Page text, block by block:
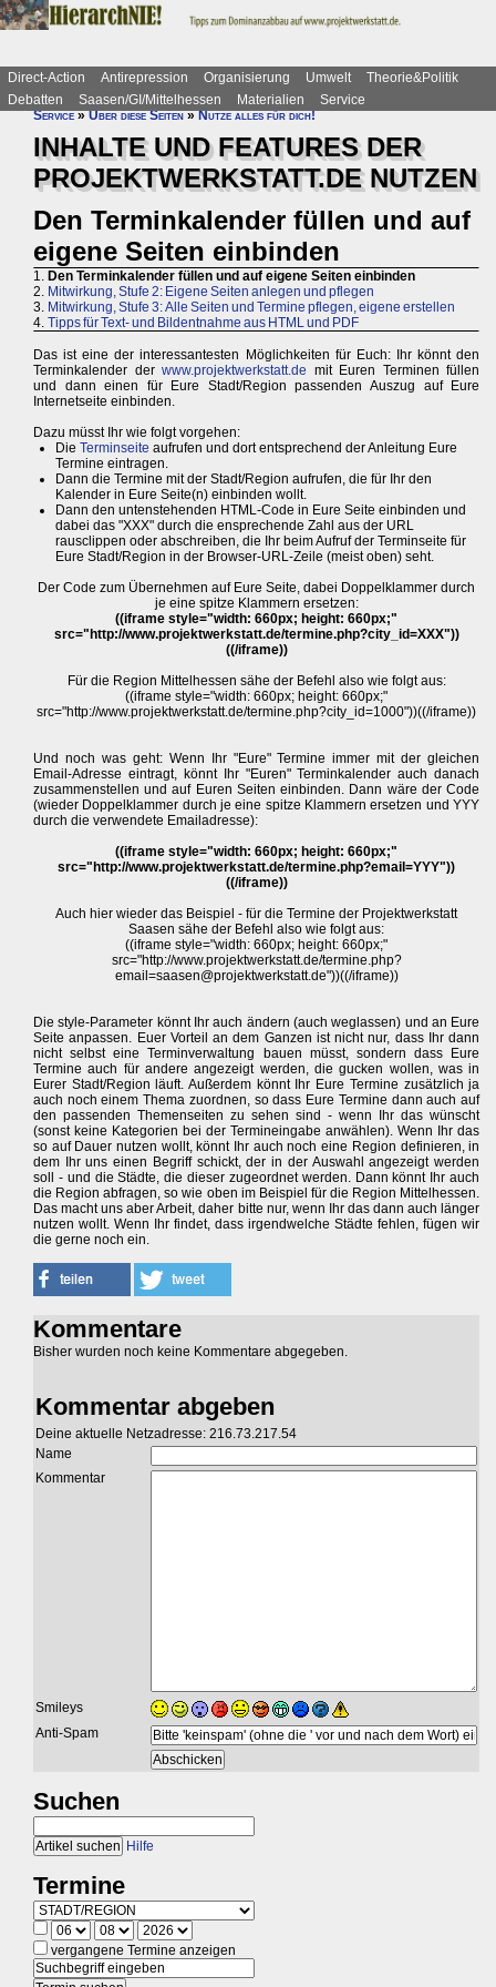
Direct-Action Antirepression Organisierung Umwelt
Theorie&Politik
Debatten
Saasen/GI/Mittelhessen Materialien
Service
Service»Über diese Seiten»Nutze alles für dich!
INHALTE UND FEATURES DER
PROJEKTWERKSTATT.DE NUTZEN
Den Terminkalender füllen und auf
eigene Seiten einbinden
1. Den Terminkalender füllen und auf eigene Seiten einbinden
2. Mitwirkung, Stufe 2: Eigene Seiten anlegen und pflegen
3. Mitwirkung, Stufe 3: Alle Seiten und Termine pflegen, eigene erstellen
4. Tipps für Text- und Bildentnahme aus HTML und PDF
Das ist eine der interessantesten Möglichkeiten für Euch: Ihr könnt den
Terminkalender derwww.projektwerkstatt.de mit Euren Terminen füllen
und dann einen für Eure Stadt/Region passenden Auszug auf Eure
Internetseite einbinden.
Dazu müsst Ihr wie folgt vorgehen:
Die Terminseite aufrufen und dort entsprechend der Anleitung Eure
Termine eintragen.
Dann die Termine mit der Stadt/Region aufrufen, die für Ihr den
Kalender in Eure Seite(n) einbinden wollt.
Dann den untenstehenden HTML-Code in Eure Seite einbinden und
dabei das "XXX" durch die ensprechende Zahl aus der URL
rausclippen oder abschreiben, die Ihr beim Aufruf der Terminseite für
Eure Stadt/Region in der Browser-URL-Zeile (meist oben) seht.
Der Code zum Übernehmen auf Eure Seite, dabei Doppelklammer durch
je eine spitze Klammern ersetzen:
((iframe style="width: 660px; height: 660px;"
src="http://www.projektwerkstatt.de/termine.php?city_id=XXX"))
((/iframe))
Für die Region Mittelhessen sähe der Befehl also wie folgt aus:
((iframe style="width: 660px; height: 660px;"
src="http://www.projektwerkstatt.de/termine.php?city_id=1000"))((/iframe))
Und noch was geht: Wenn Ihr "Eure" Termine immer mit der gleichen
Email-Adresse eintragt, könnt Ihr "Euren" Terminkalender auch danach
zusammenstellen und auf Euren Seiten einbinden. Dann wäre der Code
(wieder Doppelklammer durch je eine spitze Klammern ersetzen und YYY
durch die verwendete Emailadresse):
((iframe style="width: 660px; height: 660px;"
src="http://www.projektwerkstatt.de/termine.php?email=YYY"))
((/iframe))
Auch hier wieder das Beispiel - für die Termine der Projektwerkstatt
Saasen sähe der Befehl also wie folgt aus:
((iframe style="width: 660px; height: 660px;"
src="http://www.projektwerkstatt.de/termine.php?
email=saasen@projektwerkstatt.de"))((/iframe))
Die style-Parameter könnt Ihr auch ändern (auch weglassen) und an Eure
Seite anpassen. Euer Vorteil an dem Ganzen ist nicht nur, dass Ihr dann
nicht selbst eine Terminverwaltung bauen müsst, sondern dass Eure
Termine auch für andere angezeigt werden, die gucken wollen, was in
Eurer Stadt/Region läuft. Außerdem könnt Ihr Eure Termine zusätzlich ja
auch noch einem Thema zuordnen, so dass Eure Termine dann auch auf
den passenden Themenseiten zu sehen sind - wenn Ihr das wünscht
(sonst keine Kategorien bei der Termineingabe anwählen). Wenn Ihr das
so auf Dauer nutzen wollt, könnt Ihr auch noch eine Region definieren, in
dem Ihr uns einen Begriff schickt, der in der Auswahl angezeigt werden
soll - und die Städte, die dieser zugeordnet werden. Dann könnt Ihr auch
die Region abfragen, so wie oben im Beispiel für die Region Mittelhessen.
Das macht uns aber Arbeit, daher bitte nur, wenn Ihr das dann auch länger
nutzen wollt. Wenn Ihr findet, dass irgendwelche Städte fehlen, fügen wir
die gerne noch ein.
Kommentare
Bisher wurden noch keine Kommentare abgegeben.
Kommentar abgeben
Deine aktuelle Netzadresse: 216.73.217.54
Name
Kommentar
Smileys
Anti-Spam
Suchen
Hilfe
Termine
vergangene Termine anzeigen